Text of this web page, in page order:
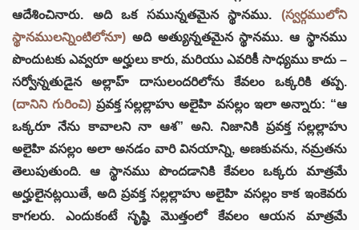
ఆదేశించినారు. అది ఒక సమున్నతమైన స్థానము. (స్వర్గములోని
స్థానములన్నింటిలోనూ) అది అత్యున్నతమైన స్థానము. ఆ స్థానము
పొందుటకు ఎవ్వరూ అర్హులు కారు, మరియు ఎవరికీ సాధ్యము కాదు –
సర్వోన్నతుడైన అల్లాహ్ దాసులందరిలోను కేవలం ఒక్కరికి తప్ప.
(దానిని గురించి)ప్రవక్త సల్లల్లాహు అలైహి వసల్లం ఇలా అన్నారు: “ఆ
ఒక్కరూ నేను కావాలని నా ఆశ” అని. నిజానికి ప్రవక్త సల్లల్లాహు
అలైహి వసల్లం అలా అనడం వారి వినయాన్ని, అణకువను, నమ్రతను
తెలుపుతుంది. ఆ స్థానము పొందడానికి కేవలం ఒక్కరు మాత్రమే
అర్హులైనట్లయితే, అది ప్రవక్త సల్లల్లాహు అలైహి వసల్లం కాక ఇంకెవరు
కాగలరు. ఎందుకంటే సృష్ఠి మొత్తంలో కేవలం ఆయన మాత్రమే